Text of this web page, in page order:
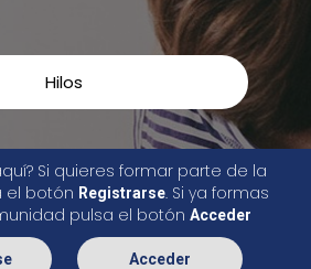
Hilos
Si quieres formar parte de la
el botón Registrarse. Si ya formas
pulsa el botón Acceder
Acceder